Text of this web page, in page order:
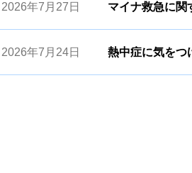
2026年7月27日 マイナ救急に関
2026年7月24日 熱中症に気をつ